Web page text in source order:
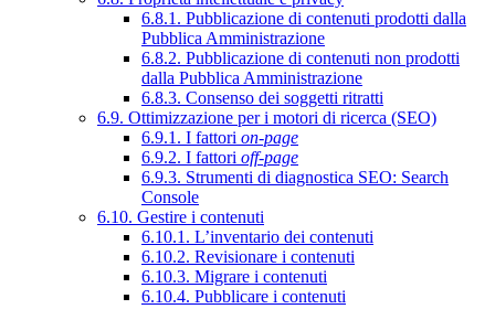
6.8.1. Pubblicazione di contenuti prodotti dalla
Pubblica Amministrazione
6.8.2. Pubblicazione di contenuti non prodotti
dalla Pubblica Amministrazione
6.8.3. Consenso dei soggetti ritratti
6.9. Ottimizzazione per i motori di ricerca (SEO)
6.9.1. I fattori on-page
6.9.2. I fattori off-page
6.9.3. Strumenti di diagnostica SEO: Search
Console
6.10. Gestire i contenuti
6.10.1. L’inventario dei contenuti
6.10.2. Revisionare i contenuti
6.10.3. Migrare i contenuti
6.10.4. Pubblicare i contenuti